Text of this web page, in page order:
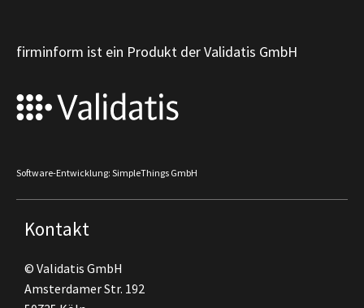
firminform ist ein Produkt der Validatis GmbH
Software-Entwicklung: SimpleThings GmbH
Kontakt
© Validatis GmbH
Amsterdamer Str. 192